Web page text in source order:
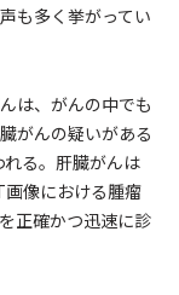
も多く挙がってい
は、がんの中でも
がんの疑いがある
る。肝臓がんは
像における腫瘤
正確かつ迅速に診